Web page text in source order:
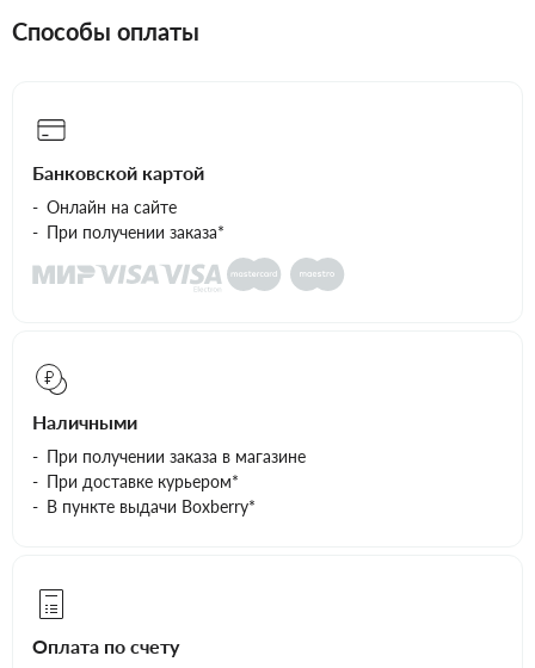
Способы оплаты
Банковской картой
Онлайн на сайте
При получении заказа*
Наличными
При получении заказа в магазине
При доставке курьером*
В пункте выдачи Boxberry*
Оплата по счету